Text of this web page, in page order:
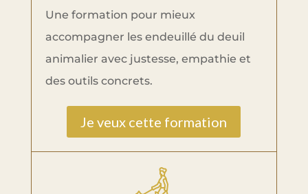
Une formation pour mieux
accompagner les endeuillé du deuil
animalier avec justesse, empathie et
des outils concrets.
Je veux cette formation